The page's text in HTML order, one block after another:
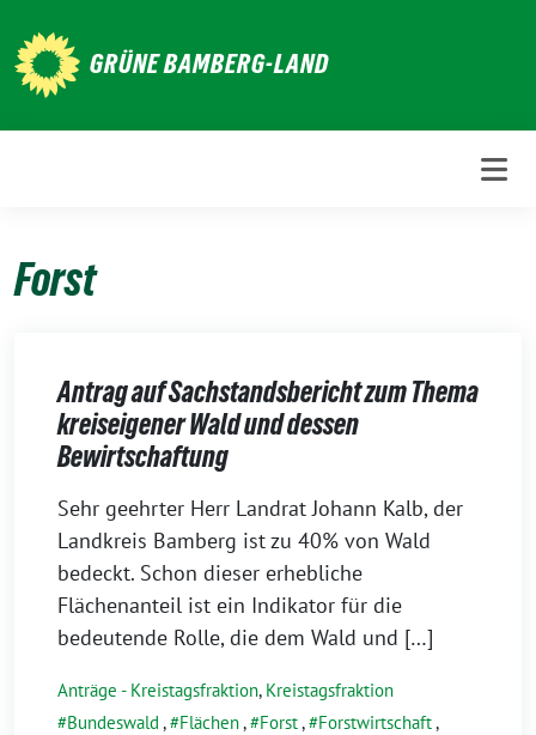
zum
Inhalt
GRÜNE BAMBERG-LAND
Forst
Antrag auf Sachstandsbericht zum Thema
kreiseigener Wald und dessen
Bewirtschaftung
1.
Juli
2022
Sehr geehrter Herr Landrat Johann Kalb, der
Landkreis Bamberg ist zu 40% von Wald
bedeckt. Schon dieser erhebliche
Flächenanteil ist ein Indikator für die
bedeutende Rolle, die dem Wald und […]
Anträge - Kreistagsfraktion, Kreistagsfraktion
Bundeswald , Flächen, Forst, Forstwirtschaft,